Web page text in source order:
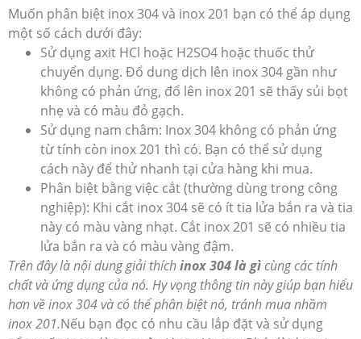
Muốn phân biệt inox 304 và inox 201 bạn có thể áp dụng
một số cách dưới đây:
Sử dụng axit HCl hoặc H2SO4 hoặc thuốc thử
chuyển dụng. Đổ dung dịch lên inox 304 gần như
không có phản ứng, đổ lên inox 201 sẽ thấy sủi bọt
nhẹ và có màu đỏ gạch.
Sử dụng nam châm: Inox 304 không có phản ứng
từ tính còn inox 201 thì có. Bạn có thể sử dụng
cách này để thử nhanh tại cửa hàng khi mua.
Phân biệt bằng việc cắt (thường dùng trong công
nghiệp): Khi cắt inox 304 sẽ có ít tia lửa bắn ra và tia
này có màu vàng nhạt. Cắt inox 201 sẽ có nhiều tia
lửa bắn ra và có màu vàng đậm.
Trên đây là nội dung giải thíchinox 304 là gìcùng các tính
chất và ứng dụng của nó. Hy vọng thông tin này giúp bạn hiểu
hơn về inox 304 và có thể phân biệt nó, tránh mua nhầm
inox 201.Nếu bạn đọc có nhu cầu lắp đặt và sử dụng